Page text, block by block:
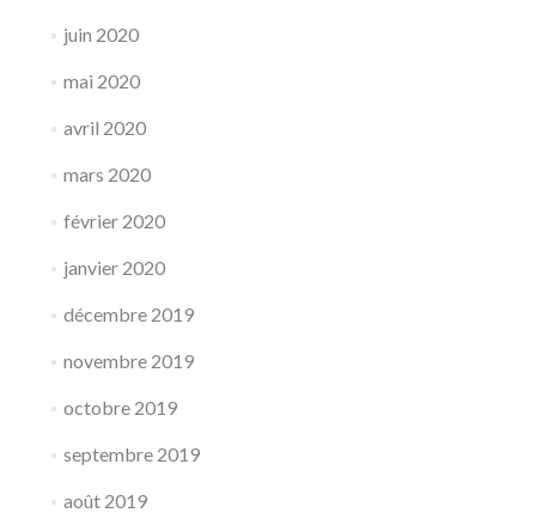
juin 2020
mai 2020
avril 2020
mars 2020
février 2020
janvier 2020
décembre 2019
novembre 2019
octobre 2019
septembre 2019
août 2019